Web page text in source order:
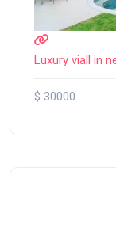
Luxury viall in
$ 30000